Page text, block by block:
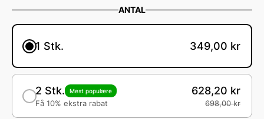
ANTAL
1 Stk. 349,00 kr
2 Stk. Mest populære
Få 10% ekstra rabat
628,20 kr
698,00 kr